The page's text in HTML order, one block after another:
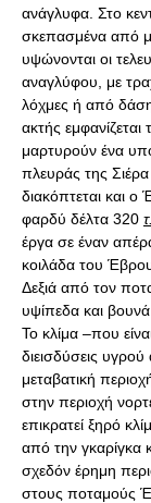
ανάγλυφα. Στο
σκεπασμένα από
υψώνονται οι
αναγλύφου, με
λόχμες ή από δάση
ακτής εμφανίζεται
μαρτυρούν ένα
πλευράς της
διακόπτεται και
φαρδύ δέλτα 320
έργα σε έναν
κοιλάδα του
Δεξιά από τον
υψίπεδα και
Το κλίμα –που
διεισδύσεις
μεταβατική
στην περιοχή
επικρατεί ξηρό
από την γκαρίγκα
σχεδόν έρημη
στους ποταμούς